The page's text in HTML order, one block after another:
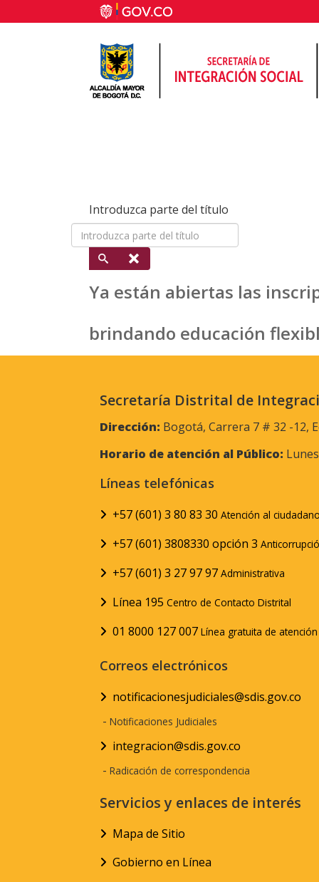
Introduzca parte del título
Ya están abiertas las
brindando educación
Secretaría Distrital de
Dirección: Bogotá, Carrera 7 # 32 -12,
Horario de atención al Público:
Líneas telefónicas
+57 (601) 3 80 83 30 Atención al
+57 (601) 3808330 opción 3
+57 (601) 3 27 97 97 Administrativa
Línea 195 Centro de Contacto Distrital
01 8000 127 007 Línea gratuita de
Correos electrónicos
notificacionesjudiciales@sdis.gov.co
- Notificaciones Judiciales
integracion@sdis.gov.co
- Radicación de correspondencia
Servicios y enlaces de interés
Mapa de Sitio
Gobierno en Línea